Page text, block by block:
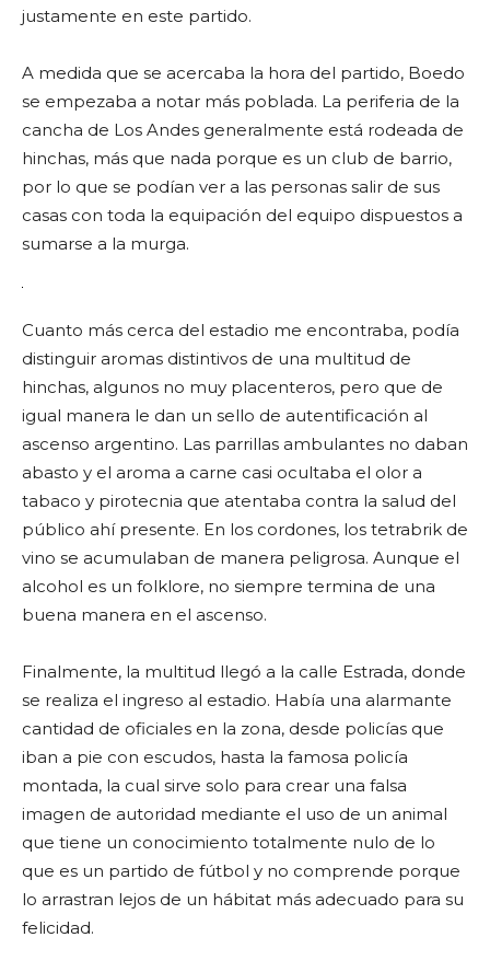
justamente en este partido.
A medida que se acercaba la hora del partido, Boedo
se empezaba a notar más poblada. La periferia de la
cancha de Los Andes generalmente está rodeada de
hinchas, más que nada porque es un club de barrio,
por lo que se podían ver a las personas salir de sus
casas con toda la equipación del equipo dispuestos a
sumarse a la murga.
Cuanto más cerca del estadio me encontraba, podía
distinguir aromas distintivos de una multitud de
hinchas, algunos no muy placenteros, pero que de
igual manera le dan un sello de autentificación al
ascenso argentino. Las parrillas ambulantes no daban
abasto y el aroma a carne casi ocultaba el olor a
tabaco y pirotecnia que atentaba contra la salud del
público ahí presente. En los cordones, los tetrabrik de
vino se acumulaban de manera peligrosa. Aunque el
alcohol es un folklore, no siempre termina de una
buena manera en el ascenso.
Finalmente, la multitud llegó a la calle Estrada, donde
se realiza el ingreso al estadio. Había una alarmante
cantidad de oficiales en la zona, desde policías que
iban a pie con escudos, hasta la famosa policía
montada, la cual sirve solo para crear una falsa
imagen de autoridad mediante el uso de un animal
que tiene un conocimiento totalmente nulo de lo
que es un partido de fútbol y no comprende porque
lo arrastran lejos de un hábitat más adecuado para su
felicidad.